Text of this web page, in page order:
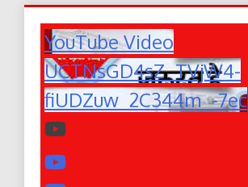
YouTube Video
UCTNsGD4sZ_TVjW4-
fiUDZuw_2C344m_-7ec